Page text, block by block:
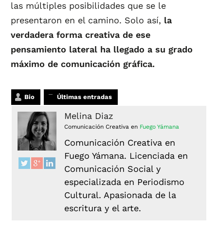
las múltiples posibilidades que se le
presentaron en el camino. Solo así, la
verdadera forma creativa de ese
pensamiento lateral ha llegado a su grado
máximo de comunicación gráfica.
Bio Últimas entradas
Melina Diaz
Comunicación Creativa en Fuego Yámana
Comunicación Creativa en
Fuego Yámana. Licenciada en
Comunicación Social y
especializada en Periodismo
Cultural. Apasionada de la
escritura y el arte.